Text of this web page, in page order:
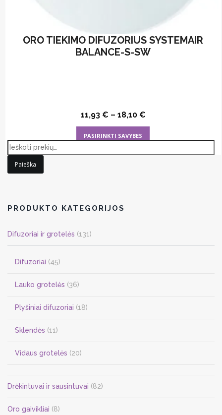
ORO TIEKIMO DIFUZORIUS SYSTEMAIR
BALANCE-S-SW
11,93 € – 18,10 €
PASIRINKTI SAVYBES
has
Paieška
PRODUKTO KATEGORIJOS
Difuzoriai ir grotelės (131)
Difuzoriai (45)
Lauko grotelės (36)
Plyšiniai difuzoriai (18)
Sklendės (11)
Vidaus grotelės (20)
Drėkintuvai ir sausintuvai (82)
Oro gaivikliai (8)